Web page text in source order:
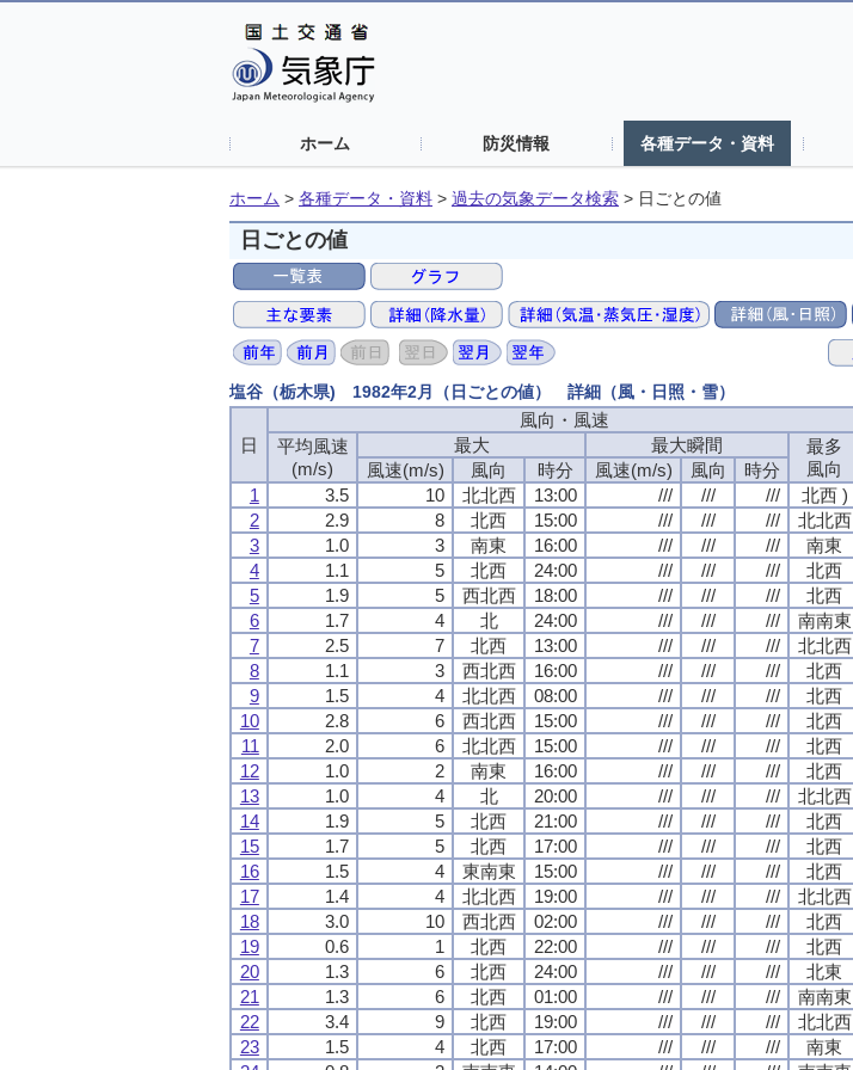
ホーム 防災情報 各種データ・資料
ホーム > 各種データ・資料 > 過去の気象データ検索 > 日ごとの値
日ごとの値
塩谷（栃木県) 1982年2月（日ごとの値） 詳細（風・日照・雪）
日
風向・風速
平均風速
(m/s)
最大 最大瞬間
最多
風向
風速(m/s)
風向 時分 風速(m/s) 風向 時分
1
3.5 10 北北西 13:00 /// /// /// 北西 )
2
2.9 8 北西 15:00 /// /// /// 北北西
3
1.0 3 南東 16:00 /// /// /// 南東
4
1.1 5 北西 24:00 /// /// /// 北西
5
1.9 5 西北西 18:00 /// /// /// 北西
6
1.7 4 北 24:00 /// /// /// 南南東
7
2.5 7 北西 13:00 /// /// /// 北北西
8
1.1 3 西北西 16:00 /// /// /// 北西
9
1.5 4 北北西 08:00 /// /// /// 北西
10
2.8 6 西北西 15:00 /// /// /// 北西
11
2.0 6 北北西 15:00 /// /// /// 北西
12
1.0 2 南東 16:00 /// /// /// 北西
13
1.0 4 北 20:00 /// /// /// 北北西
14
1.9 5 北西 21:00 /// /// /// 北西
15
1.7 5 北西 17:00 /// /// /// 北西
16
1.5 4 東南東 15:00 /// /// /// 北西
17
1.4 4 北北西 19:00 /// /// /// 北北西
18
3.0 10 西北西 02:00 /// /// /// 北西
19
0.6 1 北西 22:00 /// /// /// 北西
20
1.3 6 北西 24:00 /// /// /// 北東
21
1.3 6 北西 01:00 /// /// /// 南南東
22
3.4 9 北西 19:00 /// /// /// 北北西
23
1.5 4 北西 17:00 /// /// /// 南東